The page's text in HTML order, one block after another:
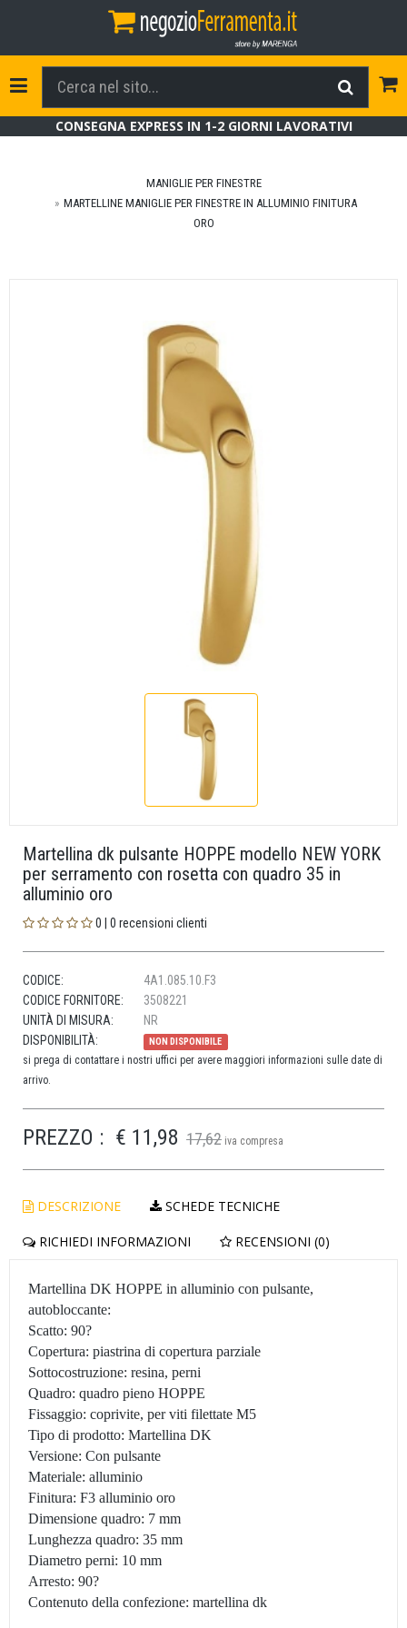
Toggle Navigation
CONSEGNA EXPRESS IN 1-2 GIORNI LAVORATIVI
MANIGLIE PER FINESTRE
MARTELLINE MANIGLIE PER FINESTRE IN ALLUMINIO FINITURA
ORO
Martellina dk pulsante HOPPE modello NEW YORK
per serramento con rosetta con quadro 35 in
alluminio oro
0 | 0 recensioni clienti
CODICE:
4A1.085.10.F3
CODICE FORNITORE:
3508221
UNITÀ DI MISURA:
NR
DISPONIBILITÀ:
NON DISPONIBILE
si prega di contattare i nostri uffici per avere maggiori informazioni sulle date di
arrivo.
PREZZO : € 11,98 17,62 iva compresa
DESCRIZIONE SCHEDE TECNICHE
RICHIEDI INFORMAZIONI RECENSIONI (0)
Martellina DK HOPPE in alluminio con pulsante,
autobloccante:
Scatto: 90?
Copertura: piastrina di copertura parziale
Sottocostruzione: resina, perni
Quadro: quadro pieno HOPPE
Fissaggio: coprivite, per viti filettate M5
Tipo di prodotto: Martellina DK
Versione: Con pulsante
Materiale: alluminio
Finitura: F3 alluminio oro
Dimensione quadro: 7 mm
Lunghezza quadro: 35 mm
Diametro perni: 10 mm
Arresto: 90?
Contenuto della confezione: martellina dk